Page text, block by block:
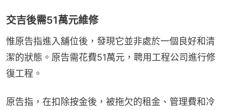
交吉後需51萬元維修
惟原告指進入舖位後，發現它並非處於一個良好和清
潔的狀態。原告需花費51萬元，聘用工程公司進行修
復工程。
原告指，在扣除按金後，被拖欠的租金、管理費和冷